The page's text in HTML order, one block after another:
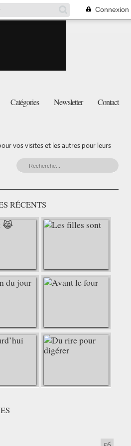
Connexion
Catégories Newsletter Contact
vos visites et les autres pour leurs
RÉCENTS